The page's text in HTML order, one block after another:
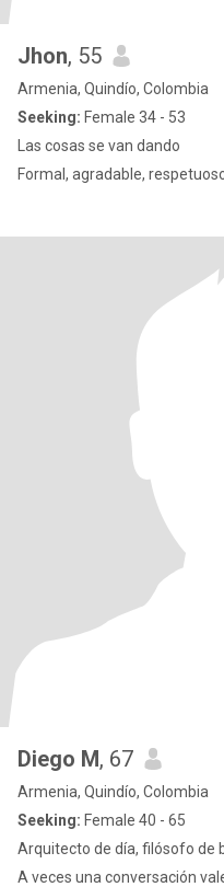
Jhon, 55
Armenia, Quindío, Colombia
Seeking: Female 34 - 53
Las cosas se van dando
Formal, agradable,
Diego M, 67
Armenia, Quindío, Colombia
Seeking: Female 40 - 65
Arquitecto de día, filósofo de
A veces una conversación